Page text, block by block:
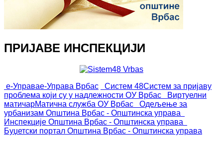
ПРИЈАВЕ ИНСПЕКЦИЈИ
е-Управае-Управа Врбас Систем 48Систем за пријаву
проблема који су у надлежности ОУ Врбас
Виртуелни
матичарМатична служба ОУ Врбас
Одељење за
урбанизам Општина Врбас - Општинска управа
Инспекције Општина Врбас - Општинска управа
Буџетски портал Општина Врбас - Општинска управа